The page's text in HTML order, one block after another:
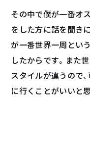
その中で僕が一番オ
をした方に話を聞き
が一番世界一周とい
したからです。また
スタイルが違うので
に行くことがいいと